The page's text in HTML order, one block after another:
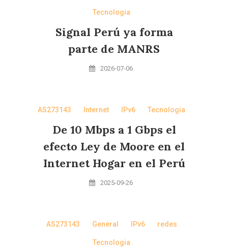
Tecnologia
Signal Perú ya forma
parte de MANRS
2026-07-06
AS273143 Internet IPv6 Tecnologia
De 10 Mbps a 1 Gbps el
efecto Ley de Moore en el
Internet Hogar en el Perú
2025-09-26
AS273143 General IPv6 redes
Tecnologia